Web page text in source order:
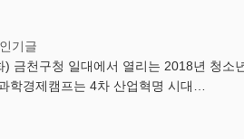
금천구청 일대에서 열리는 2018년 청
학경제캠프는 4차 산업혁명 시대…